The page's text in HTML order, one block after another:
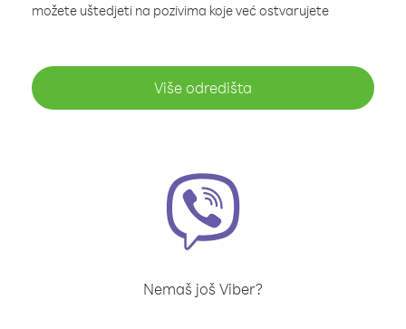
možete uštedjeti na pozivima koje već ostvarujete
Više odredišta
Nemaš još Viber?